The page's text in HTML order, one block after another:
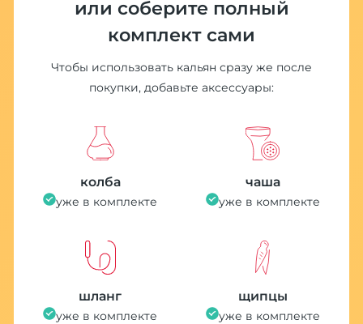
или соберите полный
комплект сами
Чтобы использовать кальян сразу же после
покупки, добавьте аксессуары:
колба
уже в комплекте
чаша
уже в комплекте
шланг
уже в комплекте
щипцы
уже в комплекте